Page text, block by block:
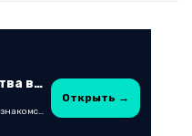
ZYYN — знакомства в Казахстане
Быстрые и безопасные знакомства в Telegram
Открыть →